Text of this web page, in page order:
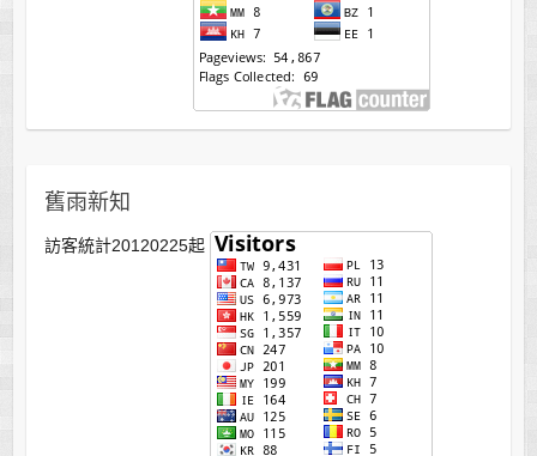
舊雨新知
訪客統計20120225起